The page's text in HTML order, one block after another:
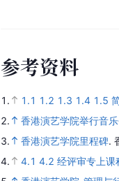
参考资料
1. 1.1 1.2 1.3 1.4 1.5
2.
香港演艺学院举行音
3.
香港演艺学院里程碑.
4.
4.1 4.2 经评审专上课